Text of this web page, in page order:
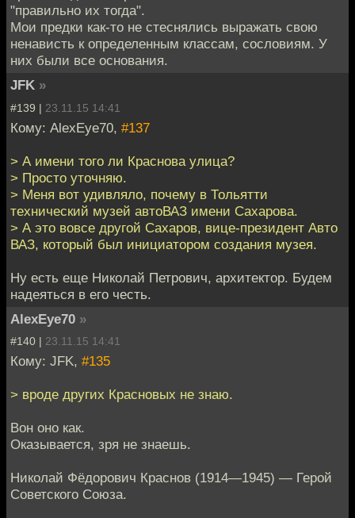
"правильно их тогда".
Мои предки как-то не стеснялись выражать свою
ненависть к определенным классам, сословиям. У
них были все основания.
JFK »
#139 | 23.11.15 14:41
Кому: AlexEye70, #137
> А имени того ли Краснова улица?
> Просто уточняю.
> Меня вот удивляло, почему в Тольятти
технический музей автоВАЗ имени Сахарова.
> А это вовсе другой Сахаров, вице-президент Авто
ВАЗ, который был инициатором создания музея.
Ну есть еще Николай Петрович, архитектор. Будем
надеяться в его честь.
AlexEye70 »
#140 | 23.11.15 14:41
Кому: JFK, #135
> вроде других Красновых не знаю.
Вон оно как.
Оказывается, зря не знаешь.
Николай Фёдорович Краснов (1914—1945) — Герой
Советского Союза.